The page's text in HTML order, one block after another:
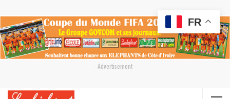
- Advertisement -
FR